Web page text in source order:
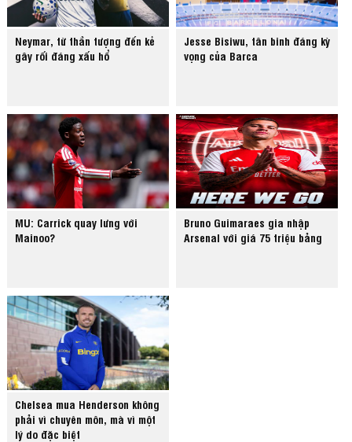
Neymar, từ thần tượng đến kẻ
gây rối đáng xấu hổ
Jesse Bisiwu, tân binh đáng kỳ
vọng của Barca
MU: Carrick quay lưng với
Mainoo?
Bruno Guimaraes gia nhập
Arsenal với giá 75 triệu bảng
Chelsea mua Henderson không
phải vì chuyên môn, mà vì một
lý do đặc biệt